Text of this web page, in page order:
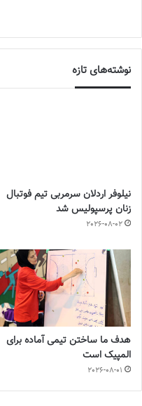
نوشته‌های تازه
نیلوفر اردلان سرمربی تیم فوتبال
زنان پرسپولیس شد
2026-08-02
هدف ما ساختن تیمی آماده برای
المپیک است
2026-08-01